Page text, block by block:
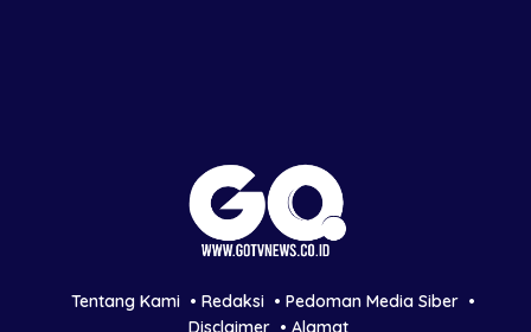
Tentang Kami Redaksi
Pedoman Media Siber